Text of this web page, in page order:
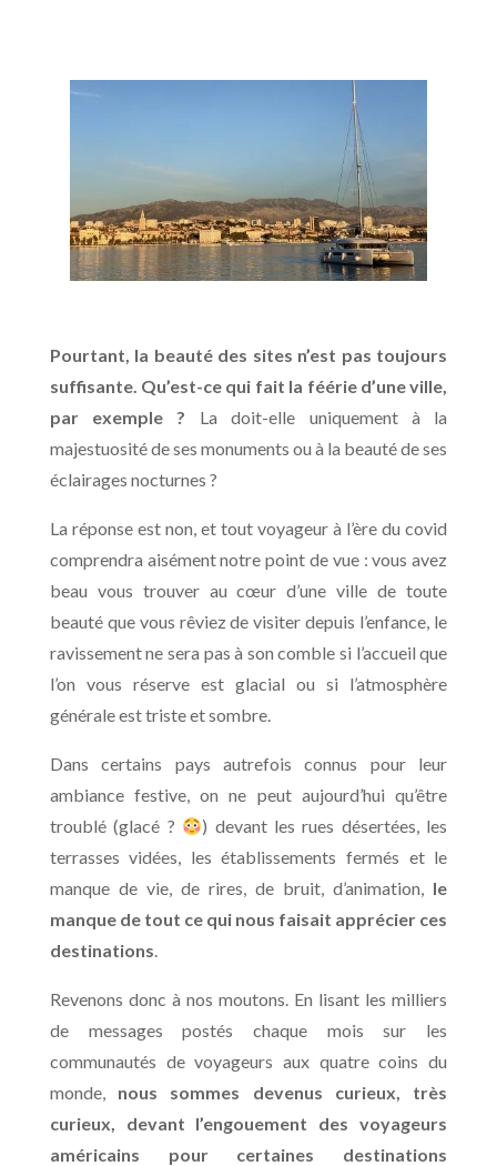
Pourtant, la beauté des sites n’est pas toujours
suffisante. Qu’est-ce qui fait la féérie d’une ville,
par exemple ? La doit-elle uniquement à la
majestuosité de ses monuments ou à la beauté de ses
éclairages nocturnes ?
La réponse est non, et tout voyageur à l’ère du covid
comprendra aisément notre point de vue : vous avez
beau vous trouver au cœur d’une ville de toute
beauté que vous rêviez de visiter depuis l’enfance, le
ravissement ne sera pas à son comble si l’accueil que
l’on vous réserve est glacial ou si l’atmosphère
générale est triste et sombre.
Dans certains pays autrefois connus pour leur
ambiance festive, on ne peut aujourd’hui qu’être
troublé (glacé ?
) devant les rues désertées, les
terrasses vidées, les établissements fermés et le
manque de vie, de rires, de bruit, d’animation, le
manque de tout ce qui nous faisait apprécier ces
destinations.
Revenons donc à nos moutons. En lisant les milliers
de messages postés chaque mois sur les
communautés de voyageurs aux quatre coins du
monde, nous sommes devenus curieux, très
curieux, devant l’engouement des voyageurs
américains pour certaines destinations